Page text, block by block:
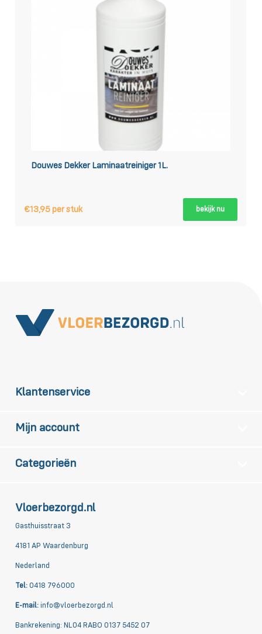
Douwes Dekker Laminaatreiniger 1L.
€13,95 per stuk bekijk nu
Vloerbezorgd.nl
Gasthuisstraat 3
4181 AP Waardenburg
Nederland
Tel: 0418 796000
E-mail: info@vloerbezorgd.nl
Bankrekening: NL04 RABO 0137 5452 07
Klantenservice
Mijn account
Categorieën